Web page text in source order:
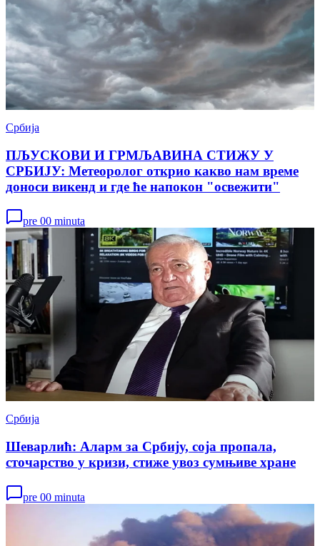
Србија
ПЉУСКОВИ И ГРМЉАВИНА СТИЖУ У
СРБИЈУ: Метеоролог открио какво нам време
доноси викенд и где ће напокон "освежити"
pre 00 minuta
Србија
Шеварлић: Аларм за Србију, соја пропала,
сточарство у кризи, стиже увоз сумњиве хране
pre 00 minuta